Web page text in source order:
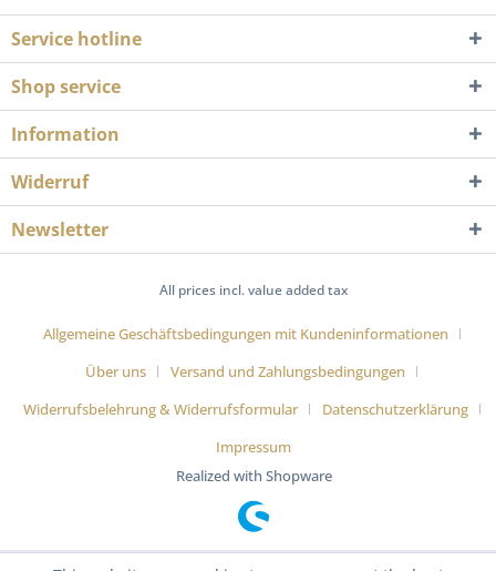
Service hotline
Shop service
Information
Widerruf
Newsletter
All prices incl. value added tax
Allgemeine Geschäftsbedingungen mit Kundeninformationen
Über uns
Versand und Zahlungsbedingungen
Widerrufsbelehrung & Widerrufsformular
Datenschutzerklärung
Impressum
Realized with Shopware